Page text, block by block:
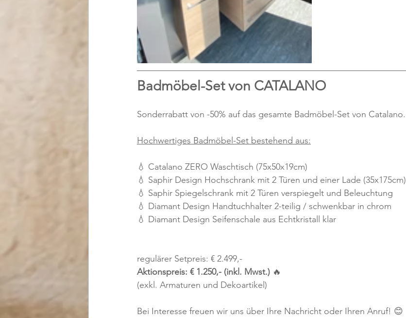
Badmöbel-Set von CATALANO
Sonderrabatt von -50% auf das gesamte Badmöbel-Set von Catalano.
Hochwertiges Badmöbel-Set bestehend aus:
💧 Catalano ZERO Waschtisch (75x50x19cm)
💧 Saphir Design Hochschrank mit 2 Türen und einer Lade (35x175cm)
💧 Saphir Spiegelschrank mit 2 Türen verspiegelt und Beleuchtung
💧 Diamant Design Handtuchhalter 2-teilig / schwenkbar in chrom
💧 Diamant Design Seifenschale aus Echtkristall klar
regulärer Setpreis: € 2.499,-
Aktionspreis: € 1.250,- (inkl. Mwst.) 🔥
(exkl. Armaturen und Dekoartikel)
Bei Interesse freuen wir uns über Ihre Nachricht oder Ihren Anruf! 😊